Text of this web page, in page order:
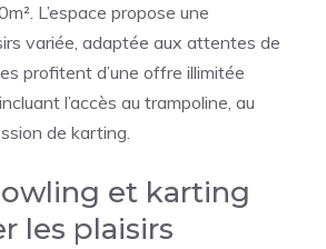
L’espace propose une
variée, adaptée aux attentes de
profitent d’une offre illimitée
l’accès au trampoline, au
de karting.
et karting
les plaisirs